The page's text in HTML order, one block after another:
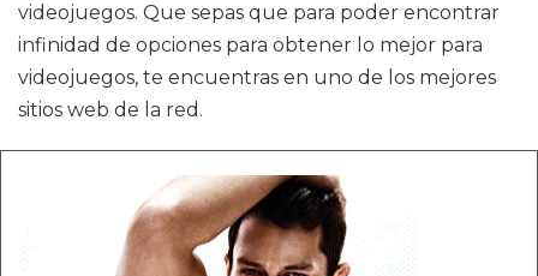
videojuegos. Que sepas que para poder encontrar
infinidad de opciones para obtener lo mejor para
videojuegos, te encuentras en uno de los mejores
sitios web de la red.